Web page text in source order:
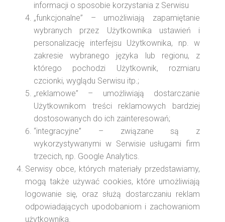
informacji o sposobie korzystania z Serwisu
„funkcjonalne” – umożliwiają zapamiętanie
wybranych przez Użytkownika ustawień i
personalizację interfejsu Użytkownika, np. w
zakresie wybranego języka lub regionu, z
którego pochodzi Użytkownik, rozmiaru
czcionki, wyglądu Serwisu itp.;
„reklamowe” – umożliwiają dostarczanie
Użytkownikom treści reklamowych bardziej
dostosowanych do ich zainteresowań;
“integracyjne” – związane są z
wykorzystywanymi w Serwisie usługami firm
trzecich, np. Google Analytics.
Serwisy obce, których materiały przedstawiamy,
mogą także używać cookies, które umożliwiają
logowanie się, oraz służą dostarczaniu reklam
odpowiadających upodobaniom i zachowaniom
użytkownika.